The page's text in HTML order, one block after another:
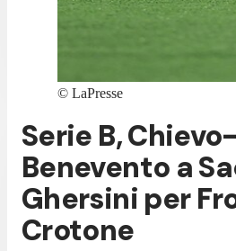
© LaPresse
Serie B, Chievo-
Benevento a
Ghersini per
Crotone